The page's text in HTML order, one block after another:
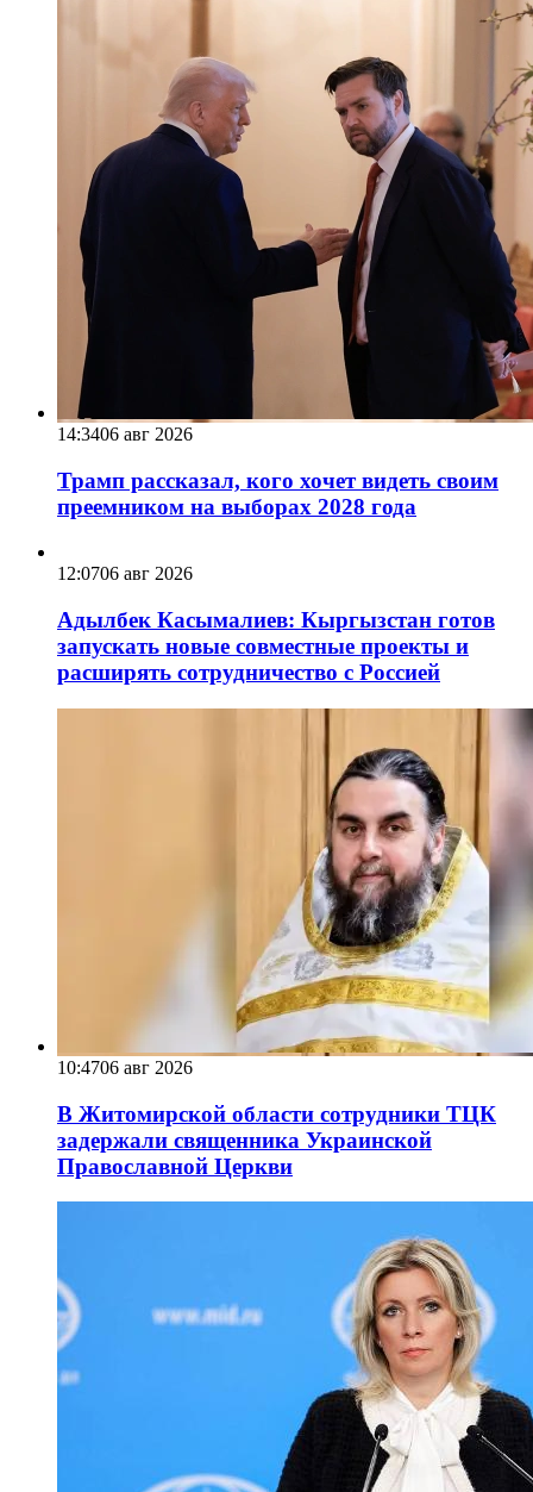
14:3406 авг 2026
Трамп рассказал, кого хочет видеть своим
преемником на выборах 2028 года
12:0706 авг 2026
Адылбек Касымалиев: Кыргызстан готов
запускать новые совместные проекты и
расширять сотрудничество с Россией
10:4706 авг 2026
В Житомирской области сотрудники ТЦК
задержали священника Украинской
Православной Церкви